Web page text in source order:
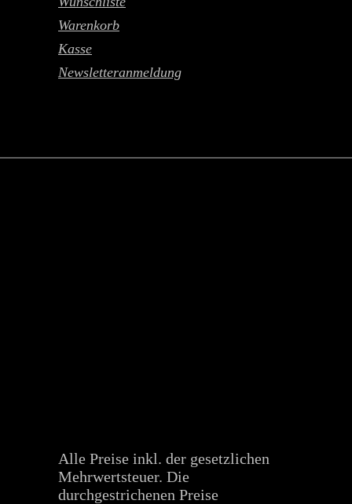
Warenkorb
Kasse
Newsletteranmeldung
Alle Preise inkl. der gesetzlichen
Mehrwertsteuer. Die
durchgestrichenen Preise